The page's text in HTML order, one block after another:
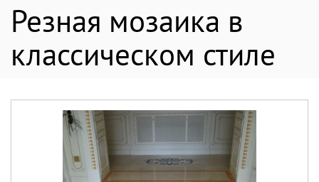
Резная мозаика в
классическом стиле